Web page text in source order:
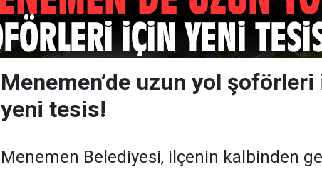
Menemen’de uzun yol
yeni tesis!
Menemen Belediyesi, ilçenin kalbinden